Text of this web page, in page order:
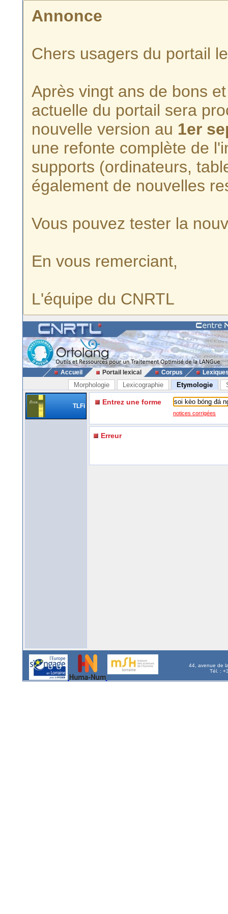
Annonce
Chers usagers du portail
Après vingt ans de bons
actuelle du portail sera
nouvelle version au 1er
une refonte complète de
supports (ordinateurs,
également de nouvelles
Vous pouvez tester la
En vous remerciant,
L'équipe du CNRTL
Accueil Portail lexical Corpus
Morphologie Lexicographie Etymologie
TLFi Entrez une forme
notices corrigées
Erreur
44, avenue de
Tél. :